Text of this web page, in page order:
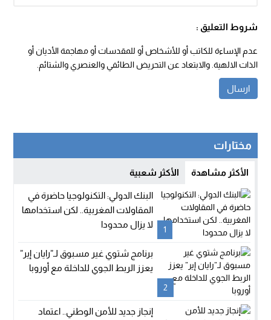
شروط التعليق :
عدم الإساءة للكاتب أو للأشخاص أو للمقدسات أو مهاجمة الأديان أو
الذات الالهية. والابتعاد عن التحريض الطائفي والعنصري والشتائم.
مختارات
الأكثر مشاهدة الأكثر شعبية
1
البنك الدولي: التكنولوجيا حاضرة في
المقاولات المغربية.. لكن استخدامها
لا يزال محدودا
2
برنامج شتوي غير مسبوق لـ”رايان إير”
يعزز الربط الجوي للداخلة مع أوروبا
إنجاز جديد للأمن الوطني.. اعتماد